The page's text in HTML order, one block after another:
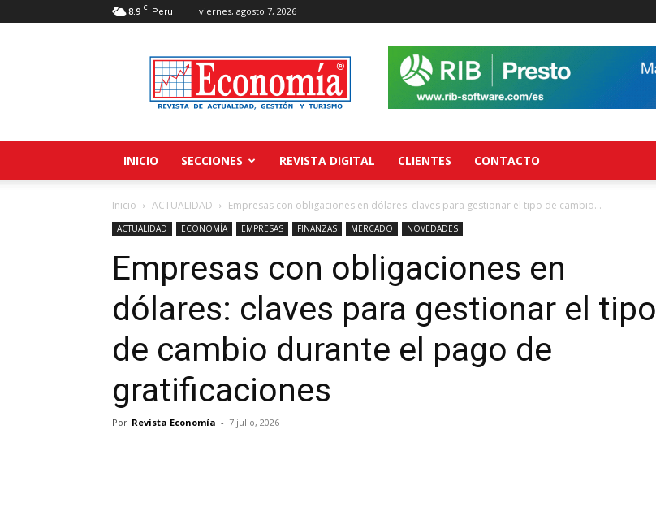
8.9 C Peru viernes, agosto 7, 2026
Revista
Economía
INICIO SECCIONES REVISTA DIGITAL CLIENTES CONTACTO
Inicio ACTUALIDAD Empresas con obligaciones en dólares: claves para gestionar el tipo de cambio...
ACTUALIDAD ECONOMÍA EMPRESAS FINANZAS MERCADO NOVEDADES
Empresas con obligaciones en
dólares: claves para gestionar el tipo
de cambio durante el pago de
gratificaciones
Por Revista Economía - 7 julio, 2026